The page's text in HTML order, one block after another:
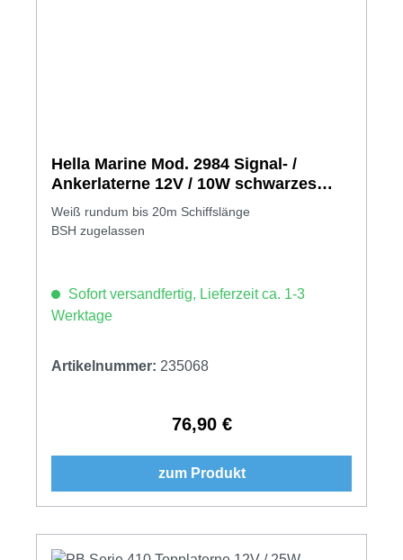
Hella Marine Mod. 2984 Signal- /
Ankerlaterne 12V / 10W schwarzes
Gehäuse
Weiß rundum bis 20m Schiffslänge
BSH zugelassen
Sofort versandfertig, Lieferzeit ca. 1-3
Werktage
Artikelnummer: 235068
Regulärer Preis:
76,90 €
zum Produkt